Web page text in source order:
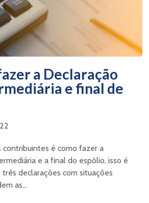
a Declaração
e final de
contribuintes é como fazer a
e a final do espólio, isso é
declarações com situações
as...